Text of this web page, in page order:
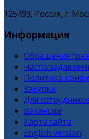
125493, Россия, г.
Информация
Обращения
Часто
Политика
Закупки
Для
Вакансии
Карта сайта
English version